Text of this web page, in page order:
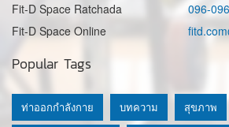
Fit-D Space Ratchada
096-
Fit-D Space Online
Popular Tags
ท่าออกกำลังกาย บทความ สุขภาพ